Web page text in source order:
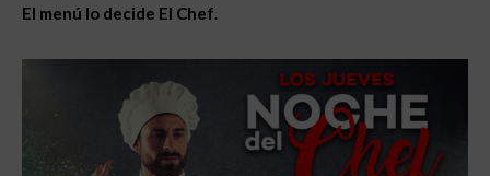
El menú lo decide El Chef.